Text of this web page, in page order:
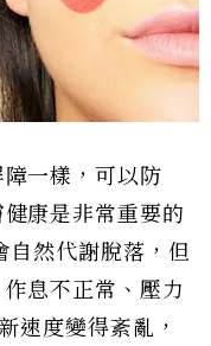
障一樣，可以防
康是非常重要的
自然代謝脫落，但
息不正常、壓力
速度變得紊亂，